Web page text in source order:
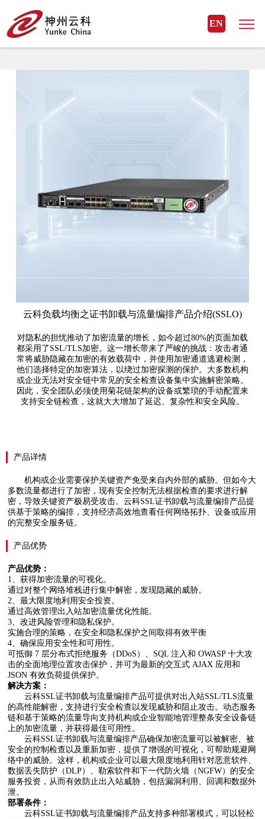
MK体育(国际)官方网站
EN
MK体育(国际)官方网站> 云科安全> 应用安全-应用交付
云科负载均衡之证书卸载与流量编排产品介绍(SSLO)
对隐私的担忧推动了加密流量的增长，如今超过80%的页面加载
都采用了SSL/TLS加密。这一增长带来了严峻的挑战：攻击者通
常将威胁隐藏在加密的有效载荷中，并使用加密通道逃避检测，
他们选择特定的加密算法，以绕过加密探测的保护。大多数机构
或企业无法对安全链中常见的安全检查设备集中实施解密策略。
因此，安全团队必须使用菊花链架构的设备或繁琐的手动配置来
支持安全链检查，这就大大增加了延迟、复杂性和安全风险。
产品详情
机构或企业需要保护关键资产免受来自内外部的威胁。但如今大
多数流量都进行了加密，现有安全控制无法根据检查的要求进行解
密，导致关键资产极易受攻击。云科SSL证书卸载与流量编排产品提
供基于策略的编排，支持经济高效地查看任何网络拓扑、设备或应用
的完整安全服务链。
产品优势
产品优势：
1、获得加密流量的可视化。
通过对整个网络堆栈进行集中解密，发现隐藏的威胁。
2、最大限度地利用安全投资。
通过高效管理出入站加密流量优化性能。
3、改进风险管理和隐私保护。
实施合理的策略，在安全和隐私保护之间取得有效平衡
4、确保应用安全性和可用性。
可抵御 7 层分布式拒绝服务（DDoS）、SQL 注入和 OWASP 十大攻
击的全面地理位置攻击保护，并可为最新的交互式 AJAX 应用和
JSON 有效负荷提供保护。
解决方案：
云科SSL证书卸载与流量编排产品可提供对出入站SSL/TLS流量
的高性能解密，支持进行安全检查以发现威胁和阻止攻击。动态服务
链和基于策略的流量导向支持机构或企业智能地管理整条安全设备链
上的加密流量，并获得最佳可用性。
云科SSL证书卸载与流量编排产品确保加密流量可以被解密、被
安全的控制检查以及重新加密，提供了增强的可视化，可帮助规避网
络中的威胁。这样，机构或企业可以最大限度地利用针对恶意软件、
数据丢失防护（DLP）、勒索软件和下一代防火墙（NGFW）的安全
服务投资，从而有效防止出入站威胁，包括漏洞利用、回调和数据外
泄。
部署条件：
云科SSL证书卸载与流量编排产品支持多种部署模式，可以轻松